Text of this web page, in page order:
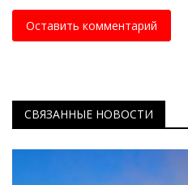
Оставить комментарий
СВЯЗАННЫЕ НОВОСТИ